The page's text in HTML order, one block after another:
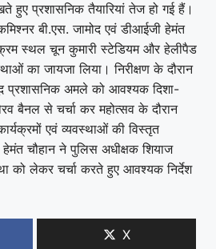
हुए प्रशासनिक तैयारियां तेज हो गई हैं।
बी.एस. जामोद एवं डीआईजी हेमंत
स्थल चून कुमारी स्टेडियम और हेलीपैड
का जायजा लिया। निरीक्षण के दौरान
प्रशासनिक अमले को आवश्यक दिशा-
बैनल से चर्चा कर महोत्सव के दौरान
एवं व्यवस्थाओं की विस्तृत
चौहान ने पुलिस अधीक्षक शियाज
को लेकर चर्चा करते हुए आवश्यक निर्देश
X